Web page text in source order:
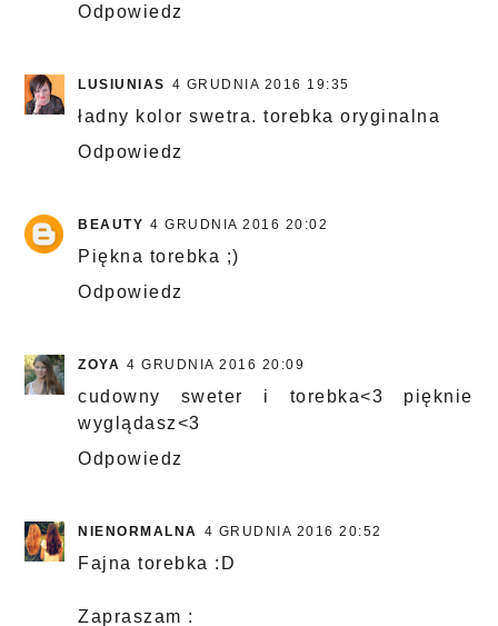
Odpowiedz
LUSIUNIAS 4 GRUDNIA 2016 19:35
ładny kolor swetra. torebka oryginalna
Odpowiedz
BEAUTY 4 GRUDNIA 2016 20:02
Piękna torebka ;)
Odpowiedz
ZOYA 4 GRUDNIA 2016 20:09
cudowny sweter i torebka<3 pięknie
wyglądasz<3
Odpowiedz
NIENORMALNA 4 GRUDNIA 2016 20:52
Fajna torebka :D
Zapraszam :